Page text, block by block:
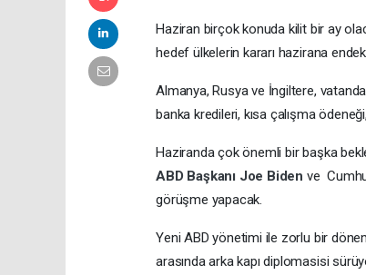
Haziran birçok konuda kilit bir ay
hedef ülkelerin kararı hazirana
Almanya, Rusya ve İngiltere,
banka kredileri, kısa çalışma
Haziranda çok önemli bir başka
ABD Başkanı Joe Biden ve
görüşme yapacak.
Yeni ABD yönetimi ile zorlu bir
arasında arka kapı diplomasisi